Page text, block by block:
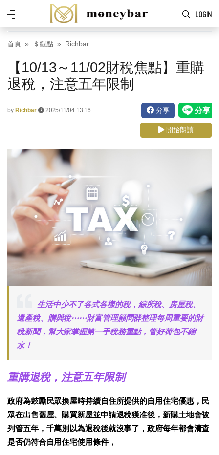
Skip to main content
LOGIN
功
能
表
首頁 ＄觀點 Richbar
【10/13～11/02財稅焦點】重購
退稅，注意五年限制
by Richbar 2025/11/04 13:16 分享
開始朗讀
生活中少不了各式各樣的稅，綜所稅、房屋稅、
遺產稅、贈與稅⋯⋯財富管理顧問群整理每周重要的財
稅新聞，幫大家掌握第一手稅務重點，管好荷包不縮
水！
重購退稅，注意五年限制
政府為鼓勵民眾換屋時持續自住所提供的自用住宅優惠，民
眾在出售舊屋、購買新屋並申請退稅獲准後，新購土地會被
列管五年，千萬別以為退稅後就沒事了，政府每年都會清查
是否仍符合自用住宅使用條件，